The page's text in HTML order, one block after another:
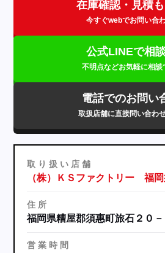
在庫確認・見積
今すぐwebでお問い合
公式LINEで相
不明点などお気軽に相談
電話でのお問い
取扱店舗に直接問い合わ
取 り 扱 い 店 舗
（株）ＫＳファクトリー 福
住 所
福岡県糟屋郡須惠町旅石２０－
営 業 時 間